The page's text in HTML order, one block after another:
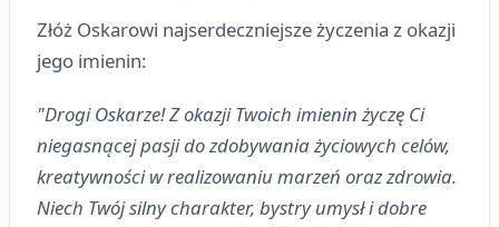
Złóż Oskarowi najserdeczniejsze życzenia z okazji
jego imienin:
"Drogi Oskarze! Z okazji Twoich imienin życzę Ci
niegasnącej pasji do zdobywania życiowych celów,
kreatywności w realizowaniu marzeń oraz zdrowia.
Niech Twój silny charakter, bystry umysł i dobre